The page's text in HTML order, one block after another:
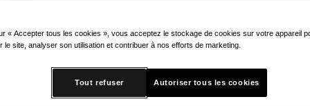
thérapeutiques, les
pour les personnes
« Accepter tous les cookies », vous acceptez le stockage de cookies sur votre appareil
le site, analyser son utilisation et contribuer à nos efforts de marketing.
Tout refuser Autoriser tous les cookies